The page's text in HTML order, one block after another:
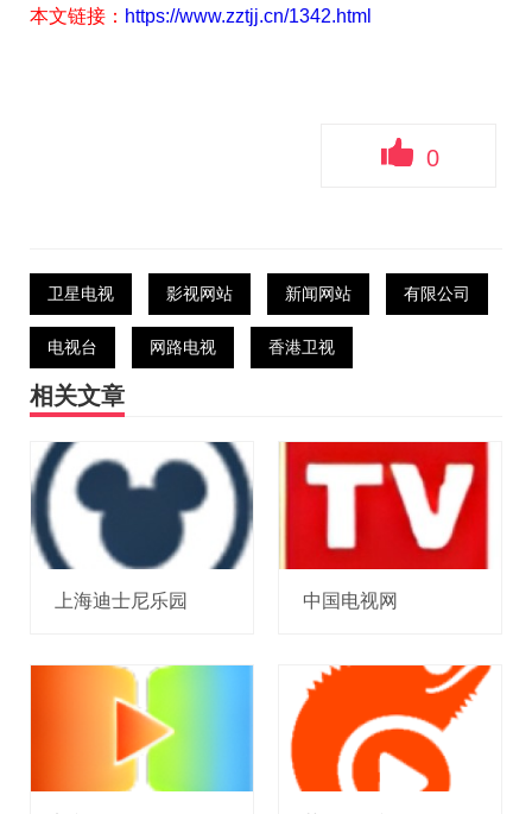
本文链接： https://www.zztjj.cn/1342.html
0
卫星电视 影视网站 新闻网站 有限公司
电视台 网路电视 香港卫视
相关文章
上海迪士尼乐园 中国电视网